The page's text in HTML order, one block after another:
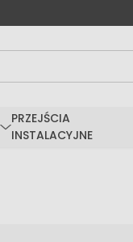
PRZEJŚCIA
INSTALACYJNE